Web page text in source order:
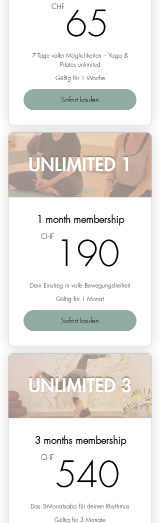
CHF 65
7 Tage voller Möglichkeiten – Yoga &
Pilates unlimited
Gültig für 1 Woche
Sofort kaufen
1 month membership
CHF 190
Dein Einstieg in volle Bewegungsfreiheit
Gültig für 1 Monat
Sofort kaufen
3 months membership
CHF 540
Das 3-Monatsabo für deinen Rhythmus
Gültig für 3 Monate